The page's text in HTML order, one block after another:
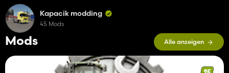
Mods Alle anzeigen
Kapacik modding
45 Mods